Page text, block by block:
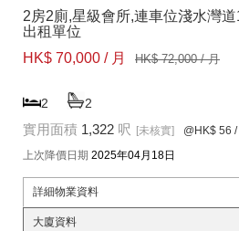
2房2廁,星級會所,連車位淺水灣
出租單位
HK$ 70,000 / 月
HK$ 72,000 / 月
2 2
實用面積 1,322 呎 [未核實] @HK$ 56 /
上次降價日期 2025年04月18日
詳細物業資料
大廈資料